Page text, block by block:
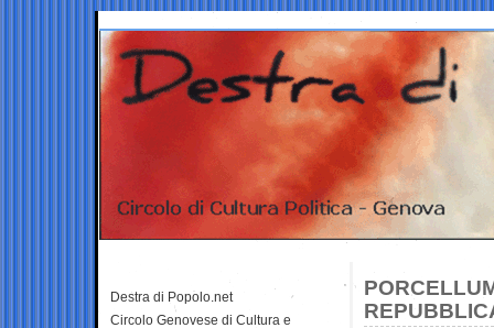
Destra di Popolo.net
Circolo Genovese di Cultura e